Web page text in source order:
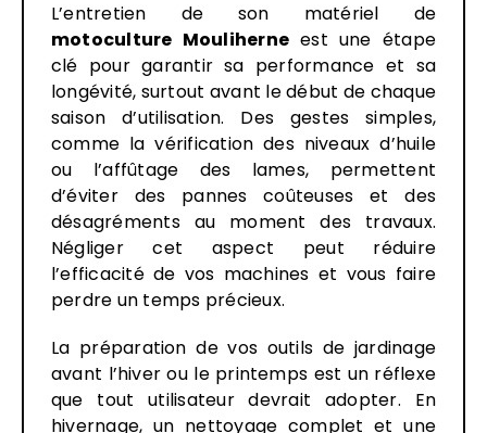
L’entretien de son matériel de
motoculture Mouliherne est une étape
clé pour garantir sa performance et sa
longévité, surtout avant le début de chaque
saison d’utilisation. Des gestes simples,
comme la vérification des niveaux d’huile
ou l’affûtage des lames, permettent
d’éviter des pannes coûteuses et des
désagréments au moment des travaux.
Négliger cet aspect peut réduire
l’efficacité de vos machines et vous faire
perdre un temps précieux.
La préparation de vos outils de jardinage
avant l’hiver ou le printemps est un réflexe
que tout utilisateur devrait adopter. En
hivernage, un nettoyage complet et une